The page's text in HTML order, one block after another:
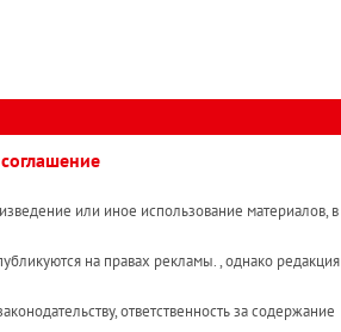
или иное использование материалов, в
на правах рекламы. , однако редакция
ответственность за содержание